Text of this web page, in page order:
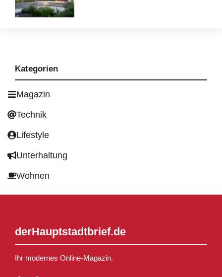
Kategorien
Magazin
Technik
Lifestyle
Unterhaltung
Wohnen
derHauptstadtbrief.de
Ihr modernes Online-Magazin.